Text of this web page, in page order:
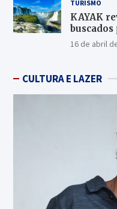
TURISMO
KAYAK
16 de abril
CULTURA E LAZER